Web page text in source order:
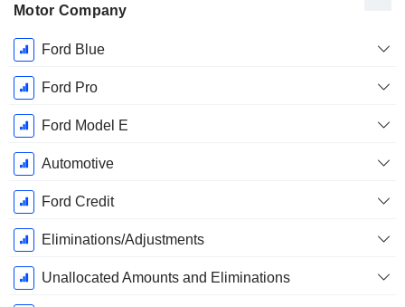
Motor Company
Ende d.
Geschäftsjahres:
Dezember
Ford Blue
Ford Pro
Ford Model E
Automotive
Ford Credit
Eliminations/Adjustments
Unallocated Amounts and Eliminations